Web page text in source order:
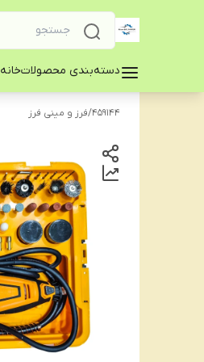
دسته‌بندی محصولاتخانه
459144
/فرز و مینی فرز